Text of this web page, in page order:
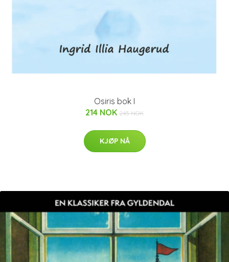
Osiris bok I
214 NOK 245 NOK
KJØP NÅ